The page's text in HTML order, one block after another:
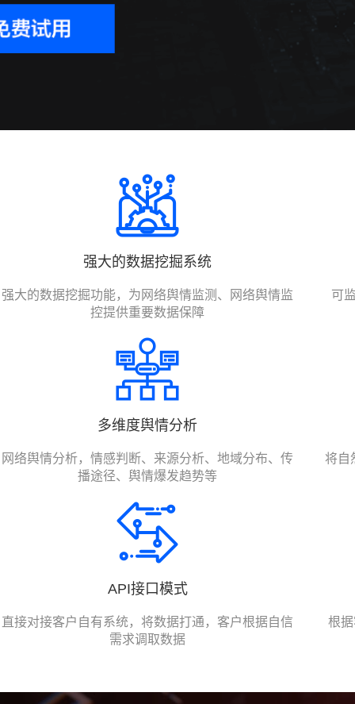
强大的数据挖掘系统
强大的数据挖掘功能，为网络舆情监测、网络舆情监
控提供重要数据保障
可
多维度舆情分析
网络舆情分析，情感判断、来源分析、地域分布、传
播途径、舆情爆发趋势等
将自
API接口模式
直接对接客户自有系统，将数据打通，客户根据自信
需求调取数据
根